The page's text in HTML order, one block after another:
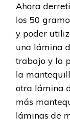
Ahora
los 50
y poder
una lámina
trabajo y la
la
otra lámina
más
láminas de